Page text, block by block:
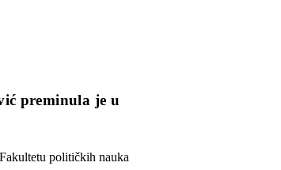
preminula je u
političkih nauka